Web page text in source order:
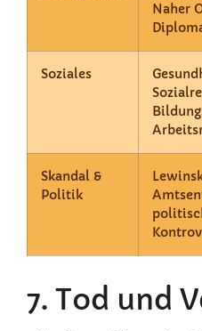
Naher
Soziales
Skandal &
Politik
7. Tod und